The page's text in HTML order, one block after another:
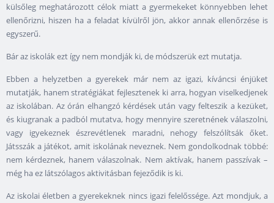
külsőleg meghatározott célok miatt a gyermekeket könnyebben lehet
ellenőrizni, hiszen ha a feladat kívülről jön, akkor annak ellenőrzése is
egyszerű.
Bár az iskolák ezt így nem mondják ki, de módszerük ezt mutatja.
Ebben a helyzetben a gyerekek már nem az igazi, kíváncsi énjüket
mutatják, hanem stratégiákat fejlesztenek ki arra, hogyan viselkedjenek
az iskolában. Az órán elhangzó kérdések után vagy felteszik a kezüket,
és kiugranak a padból mutatva, hogy mennyire szeretnének válaszolni,
vagy igyekeznek észrevétlenek maradni, nehogy felszólítsák őket.
Játsszák a játékot, amit iskolának neveznek. Nem gondolkodnak többé:
nem kérdeznek, hanem válaszolnak. Nem aktívak, hanem passzívak –
még ha ez látszólagos aktivitásban fejeződik is ki.
Az iskolai életben a gyerekeknek nincs igazi felelőssége. Azt mondjuk, a